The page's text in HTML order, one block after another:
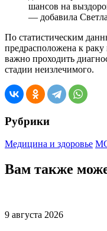
шансов на
— добавила
По статистическим
предрасположена к
важно проходить
стадии неизлечимого.
Рубрики
Медицина и здоровье
Вам также
9 августа 2026